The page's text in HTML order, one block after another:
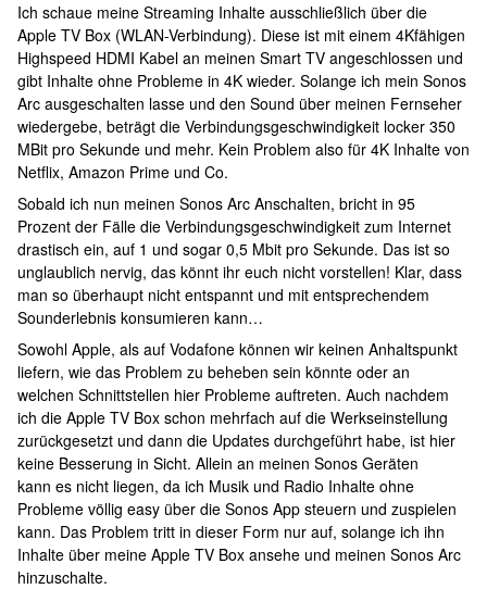
Ich schaue meine Streaming Inhalte ausschließlich über die
Apple TV Box (WLAN-Verbindung). Diese ist mit einem 4Kfähigen
Highspeed HDMI Kabel an meinen Smart TV angeschlossen und
gibt Inhalte ohne Probleme in 4K wieder. Solange ich mein Sonos
Arc ausgeschalten lasse und den Sound über meinen Fernseher
wiedergebe, beträgt die Verbindungsgeschwindigkeit locker 350
MBit pro Sekunde und mehr. Kein Problem also für 4K Inhalte von
Netflix, Amazon Prime und Co.
Sobald ich nun meinen Sonos Arc Anschalten, bricht in 95
Prozent der Fälle die Verbindungsgeschwindigkeit zum Internet
drastisch ein, auf 1 und sogar 0,5 Mbit pro Sekunde. Das ist so
unglaublich nervig, das könnt ihr euch nicht vorstellen! Klar, dass
man so überhaupt nicht entspannt und mit entsprechendem
Sounderlebnis konsumieren kann…
Sowohl Apple, als auf Vodafone können wir keinen Anhaltspunkt
liefern, wie das Problem zu beheben sein könnte oder an
welchen Schnittstellen hier Probleme auftreten. Auch nachdem
ich die Apple TV Box schon mehrfach auf die Werkseinstellung
zurückgesetzt und dann die Updates durchgeführt habe, ist hier
keine Besserung in Sicht. Allein an meinen Sonos Geräten
kann es nicht liegen, da ich Musik und Radio Inhalte ohne
Probleme völlig easy über die Sonos App steuern und zuspielen
kann. Das Problem tritt in dieser Form nur auf, solange ich ihn
Inhalte über meine Apple TV Box ansehe und meinen Sonos Arc
hinzuschalte.